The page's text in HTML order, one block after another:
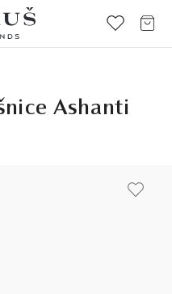
Ashanti